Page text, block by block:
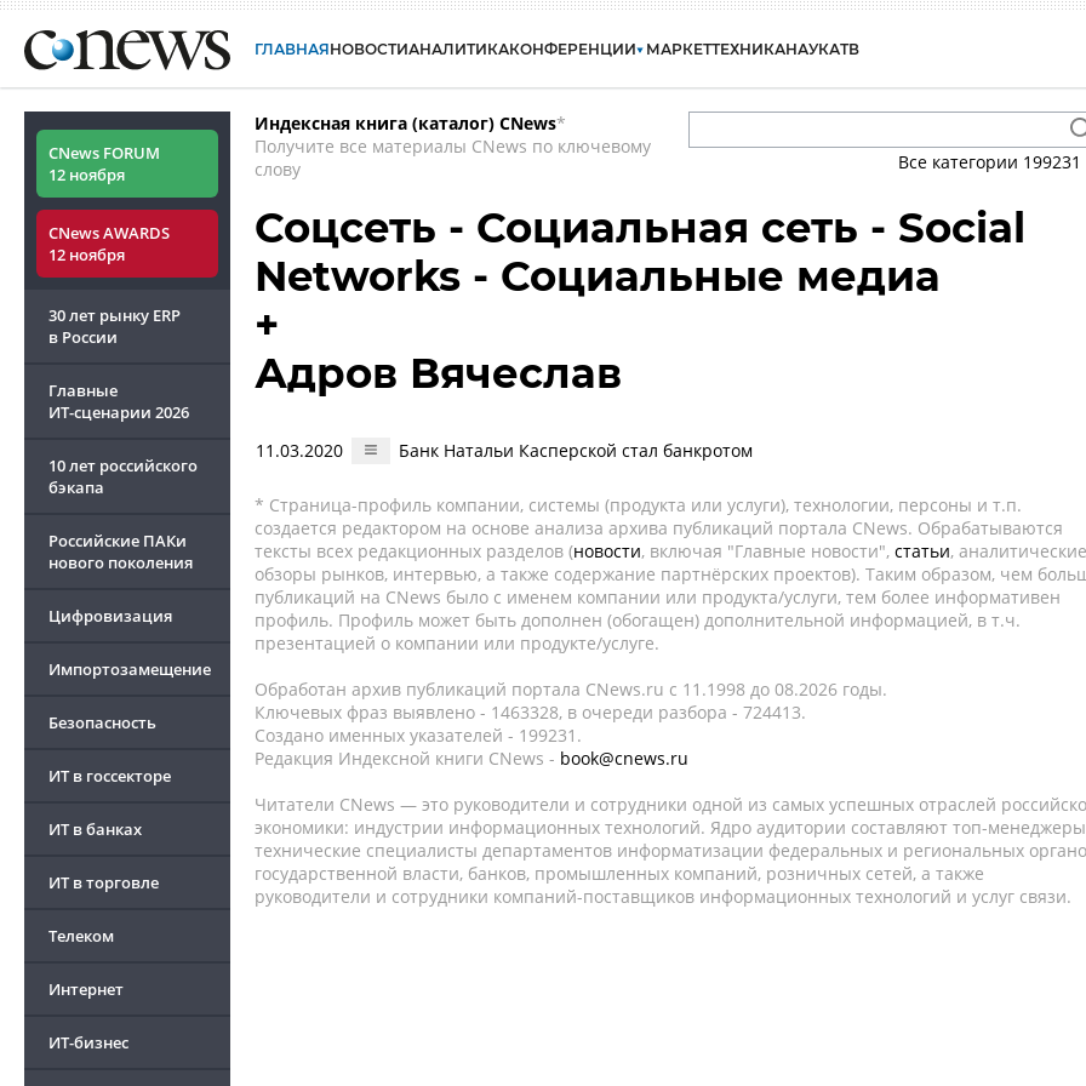
ГЛАВНАЯНОВОСТИАНАЛИТИКАКОНФЕРЕНЦИИ МАРКЕТТЕХНИКАНАУКАТВ
CNews FORUM
12 ноября
CNews AWARDS
12 ноября
30 лет рынку ERP
в России
Главные
ИТ-сценарии 2026
10 лет российского
бэкапа
Российские ПАКи
нового поколения
Цифровизация
Импортозамещение
Безопасность
ИТ в госсекторе
ИТ в банках
ИТ в торговле
Телеком
Интернет
ИТ-бизнес
Индексная книга (каталог) CNews*
Получите все материалы CNews по ключевому
слову
Все категории 199231
Соцсеть - Социальная сеть - Social
Networks - Социальные медиа
+
Адров Вячеслав
11.03.2020 Банк Натальи Касперской стал банкротом
* Страница-профиль компании, системы (продукта или услуги), технологии, персоны и т.п.
создается редактором на основе анализа архива публикаций портала CNews. Обрабатываются
тексты всех редакционных разделов (новости, включая "Главные новости", статьи, аналитические
обзоры рынков, интервью, а также содержание партнёрских проектов). Таким образом, чем
публикаций на CNews было с именем компании или продукта/услуги, тем более информативен
профиль. Профиль может быть дополнен (обогащен) дополнительной информацией, в т.ч.
презентацией о компании или продукте/услуге.
Обработан архив публикаций портала CNews.ru c 11.1998 до 08.2026 годы.
Ключевых фраз выявлено - 1463328, в очереди разбора - 724413.
Создано именных указателей - 199231.
Редакция Индексной книги CNews - book@cnews.ru
Читатели CNews — это руководители и сотрудники одной из самых успешных отраслей
экономики: индустрии информационных технологий. Ядро аудитории составляют топ-
технические специалисты департаментов информатизации федеральных и региональных
государственной власти, банков, промышленных компаний, розничных сетей, а также
руководители и сотрудники компаний-поставщиков информационных технологий и услуг связи.